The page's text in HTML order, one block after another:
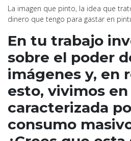
La imagen que pinto, la idea que
dinero que tengo para gastar en
En tu trabajo
sobre el poder
imágenes y, en
esto, vivimos
caracterizada
consumo